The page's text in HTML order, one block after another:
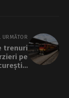
URMĂTOR
trenuri
pe
-